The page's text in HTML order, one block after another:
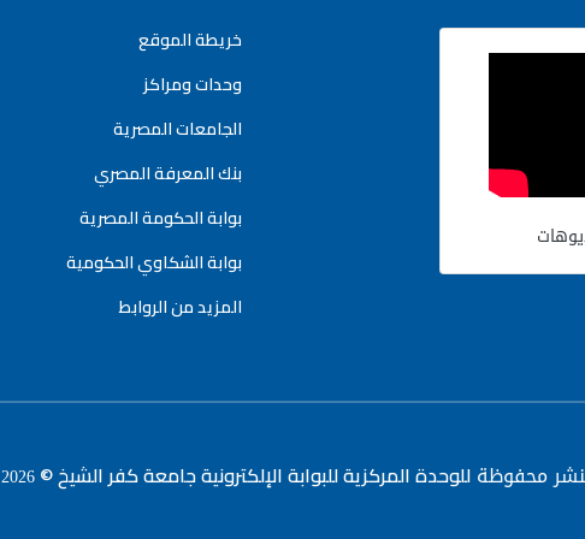
خريطة الموقع
وحدات ومراكز
الجامعات المصرية
بنك المعرفة المصري
بوابة الحكومة المصرية
بوابة الشكاوي الحكومية
المزيد من الروابط
محفوظةللوحدة المركزية للبوابة الإلكترونية جامعة كفر الشيخ ©2026